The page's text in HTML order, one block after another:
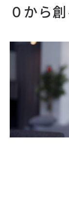
０から